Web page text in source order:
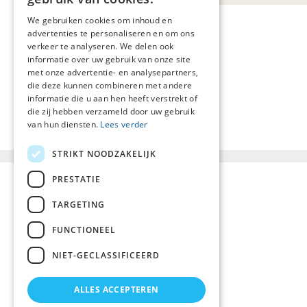
We gebruiken cookies om inhoud en
advertenties te personaliseren en om ons
verkeer te analyseren. We delen ook
informatie over uw gebruik van onze site
met onze advertentie- en analysepartners,
die deze kunnen combineren met andere
informatie die u aan hen heeft verstrekt of
die zij hebben verzameld door uw gebruik
van hun diensten. Lees verder
STRIKT NOODZAKELIJK
PRESTATIE
TARGETING
FUNCTIONEEL
NIET-GECLASSIFICEERD
ALLES ACCEPTEREN